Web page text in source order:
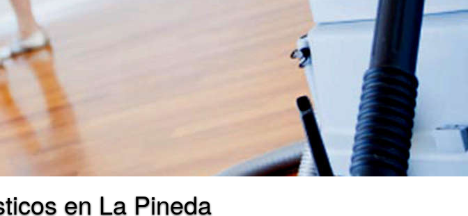
en La Pineda